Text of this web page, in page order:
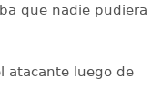
que nadie pudiera
atacante luego de